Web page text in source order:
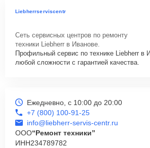
Liebherrserviscentr
Сеть сервисных центров по ремонту
техники Liebherr в Иванове.
Профильный сервис по технике Liebherr в
любой сложности с гарантией качества.
Ежедневно, с 10:00 до 20:00
+7 (800) 100-91-25
info@liebherr-servis-centr.ru
ООО“Ремонт техники”
ИНН234789782